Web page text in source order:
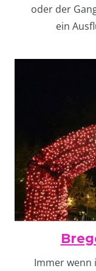
oder der
ein
Immer wenn